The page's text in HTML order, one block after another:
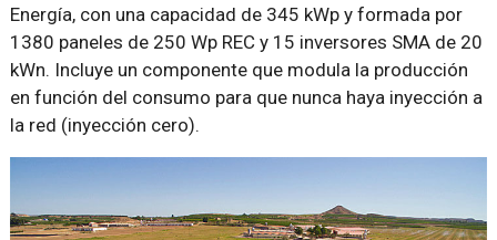
Energía, con una capacidad de 345 kWp y formada por
1380 paneles de 250 Wp REC y 15 inversores SMA de 20
kWn. Incluye un componente que modula la producción
en función del consumo para que nunca haya inyección a
la red (inyección cero).